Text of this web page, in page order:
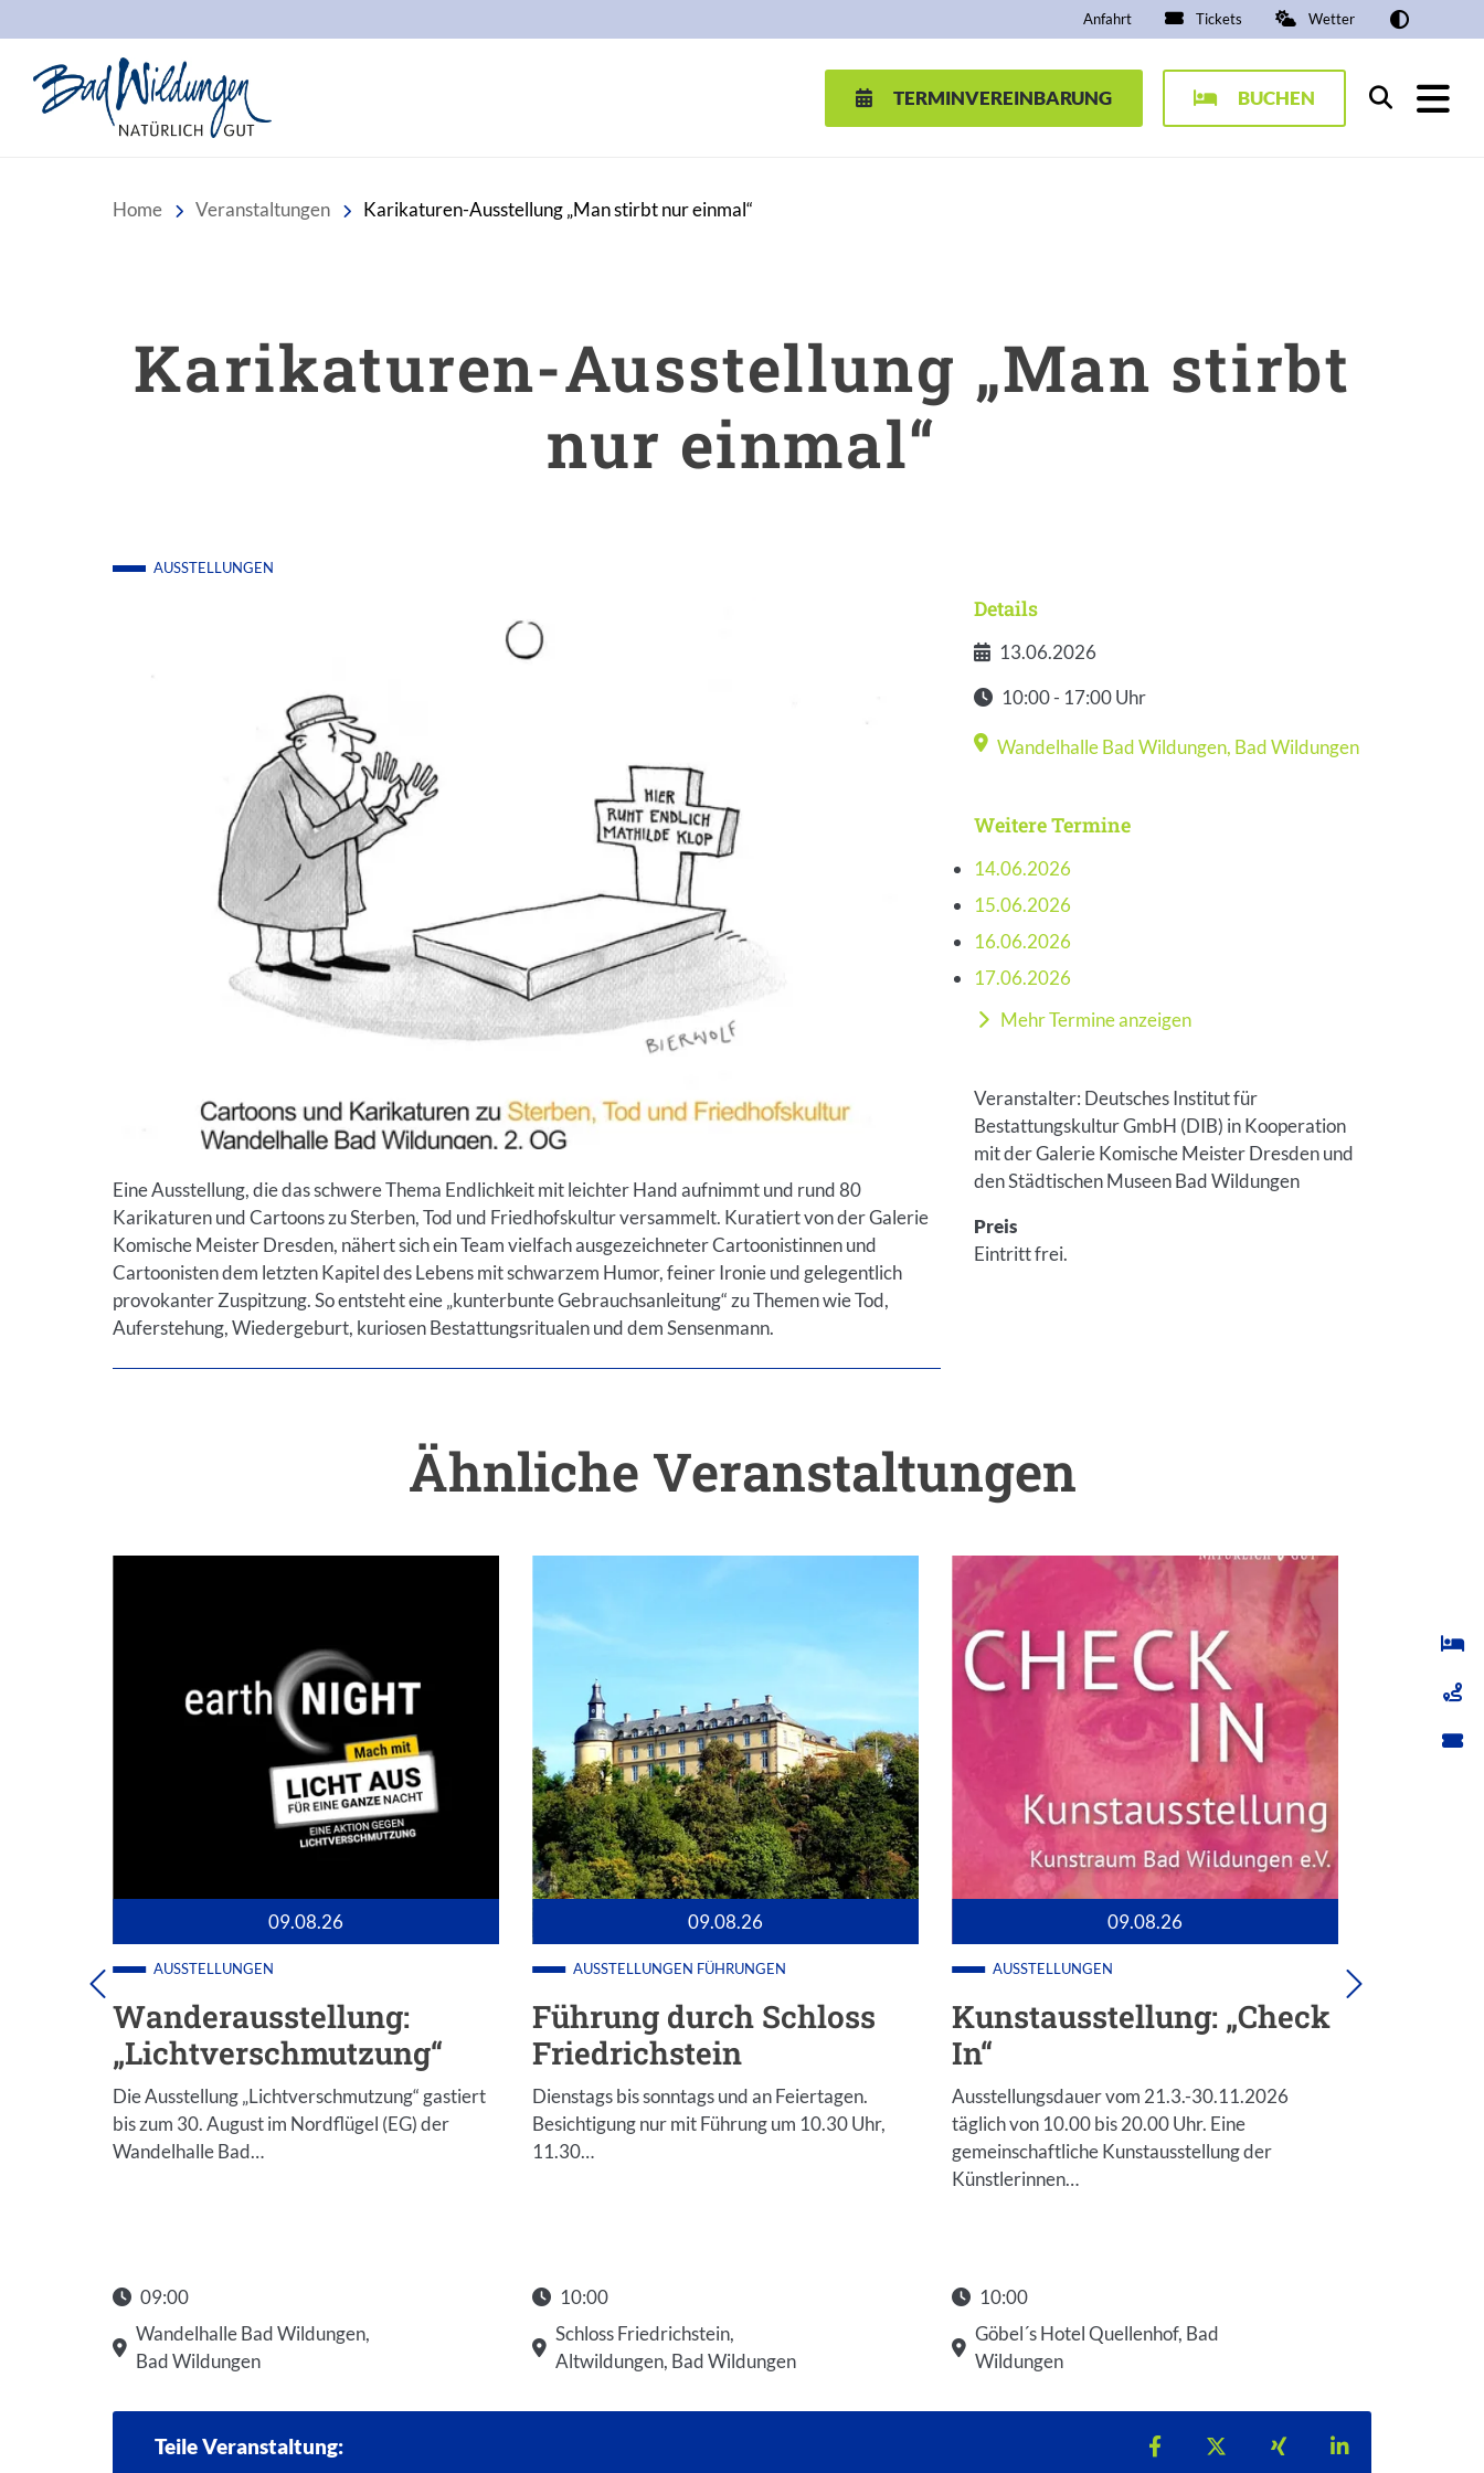
Anfahrt Tickets Wetter
TERMINVEREINBARUNG BUCHEN Suchen
Home Veranstaltungen Karikaturen-Ausstellung „Man stirbt nur einmal“
Karikaturen-Ausstellung „Man stirbt
nur einmal“
AUSSTELLUNGEN
Eine Ausstellung, die das schwere Thema Endlichkeit mit leichter Hand aufnimmt und rund 80
Karikaturen und Cartoons zu Sterben, Tod und Friedhofskultur versammelt. Kuratiert von der Galerie
Komische Meister Dresden, nähert sich ein Team vielfach ausgezeichneter Cartoonistinnen und
Cartoonisten dem letzten Kapitel des Lebens mit schwarzem Humor, feiner Ironie und gelegentlich
provokanter Zuspitzung. So entsteht eine „kunterbunte Gebrauchsanleitung“ zu Themen wie Tod,
Auferstehung, Wiedergeburt, kuriosen Bestattungsritualen und dem Sensenmann.
Details
Datum
13.06.2026
Zeit
10:00 - 17:00 Uhr
Veranstaltungsort
Wandelhalle Bad Wildungen, Bad Wildungen
Weitere Termine
14.06.2026
15.06.2026
16.06.2026
17.06.2026
Mehr Termine anzeigen
Veranstalter: Deutsches Institut für
Bestattungskultur GmbH (DIB) in Kooperation
mit der Galerie Komische Meister Dresden und
den Städtischen Museen Bad Wildungen
Preis
Eintritt frei.
Ähnliche Veranstaltungen
09.08.26
AUSSTELLUNGEN
Wanderausstellung:
„Lichtverschmutzung“
Die Ausstellung „Lichtverschmutzung“ gastiert
bis zum 30. August im Nordflügel (EG) der
Wandelhalle Bad…
09:00
Wandelhalle Bad Wildungen,
Bad Wildungen
09.08.26
AUSSTELLUNGEN FÜHRUNGEN
Führung durch Schloss
Friedrichstein
Dienstags bis sonntags und an Feiertagen.
Besichtigung nur mit Führung um 10.30 Uhr,
11.30…
10:00
Schloss Friedrichstein,
Altwildungen, Bad Wildungen
09.08.26
AUSSTELLUNGEN
Kunstausstellung: „Check
In“
Ausstellungsdauer vom 21.3.-30.11.2026
täglich von 10.00 bis 20.00 Uhr. Eine
gemeinschaftliche Kunstausstellung der
Künstlerinnen…
10:00
Göbel´s Hotel Quellenhof, Bad
Wildungen
Teile Veranstaltung: Teilen auf Facebook
Teilen auf XTeilen auf Xing
Teilen auf